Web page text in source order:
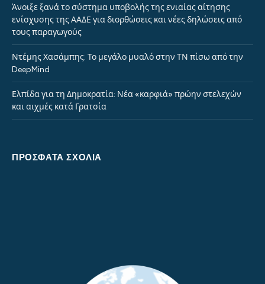
Άνοιξε ξανά το σύστημα υποβολής της ενιαίας αίτησης
ενίσχυσης της ΑΑΔΕ για διορθώσεις και νέες δηλώσεις από
τους παραγωγούς
Ντέμης Χασάμπης: Το μεγάλο μυαλό στην ΤΝ πίσω από την
DeepMind
Ελπίδα για τη Δημοκρατία: Νέα «καρφιά» πρώην στελεχών
και αιχμές κατά Γρατσία
ΠΡΌΣΦΑΤΑ ΣΧΌΛΙΑ